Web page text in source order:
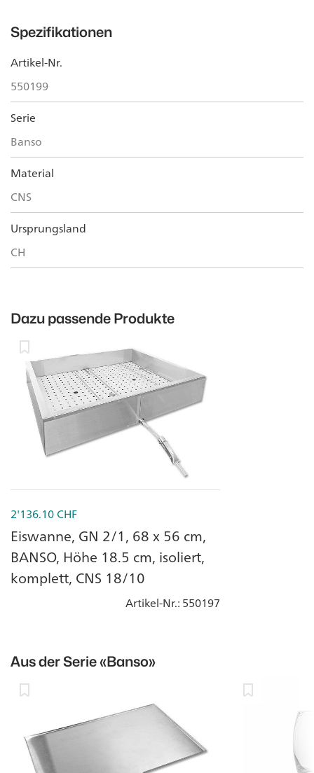
Spezifikationen
Artikel-Nr.
550199
Serie
Banso
Material
CNS
Ursprungsland
CH
Dazu passende Produkte
2'136.10CHF
Eiswanne, GN 2/1, 68 x 56 cm,
BANSO, Höhe 18.5 cm, isoliert,
komplett, CNS 18/10
Artikel-Nr.: 550197
Aus der Serie«Banso»